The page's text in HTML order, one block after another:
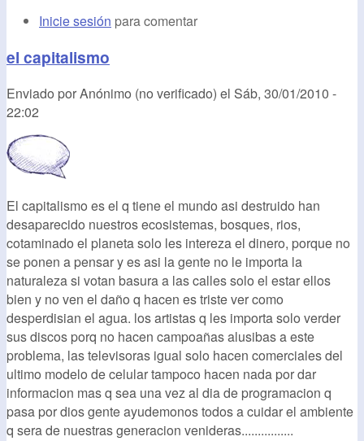
Inicie sesión para comentar
el capitalismo
Enviado porAnónimo (no verificado) el Sáb, 30/01/2010 -
22:02
El capitalismo es el q tiene el mundo asi destruido han
desaparecido nuestros ecosistemas, bosques, rios,
cotaminado el planeta solo les intereza el dinero, porque no
se ponen a pensar y es asi la gente no le importa la
naturaleza si votan basura a las calles solo el estar ellos
bien y no ven el daño q hacen es triste ver como
desperdisian el agua. los artistas q les importa solo verder
sus discos porq no hacen campoañas alusibas a este
problema, las televisoras igual solo hacen comerciales del
ultimo modelo de celular tampoco hacen nada por dar
informacion mas q sea una vez al dia de programacion q
pasa por dios gente ayudemonos todos a cuidar el ambiente
q sera de nuestras generacion venideras................